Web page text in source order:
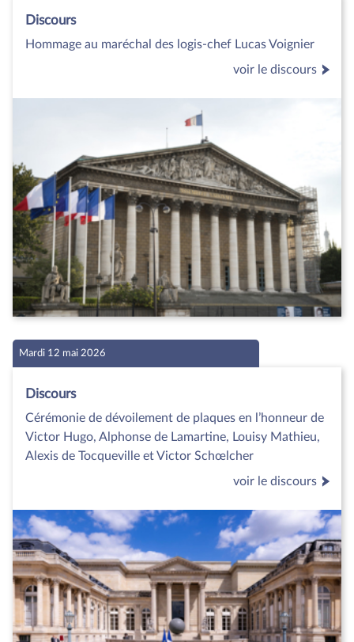
Discours
Hommage au maréchal des logis-chef Lucas Voignier
voir le discours
Mardi 12 mai 2026
Discours
Cérémonie de dévoilement de plaques en l’honneur de
Victor Hugo, Alphonse de Lamartine, Louisy Mathieu,
Alexis de Tocqueville et Victor Schœlcher
voir le discours